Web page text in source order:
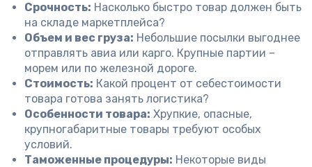
Срочность: Насколько быстро товар должен быть
на складе маркетплейса?
Объем и вес груза: Небольшие посылки выгоднее
отправлять авиа или карго. Крупные партии –
морем или по железной дороге.
Стоимость: Какой процент от себестоимости
товара готова занять логистика?
Особенности товара: Хрупкие, опасные,
крупногабаритные товары требуют особых
условий.
Таможенные процедуры: Некоторые виды